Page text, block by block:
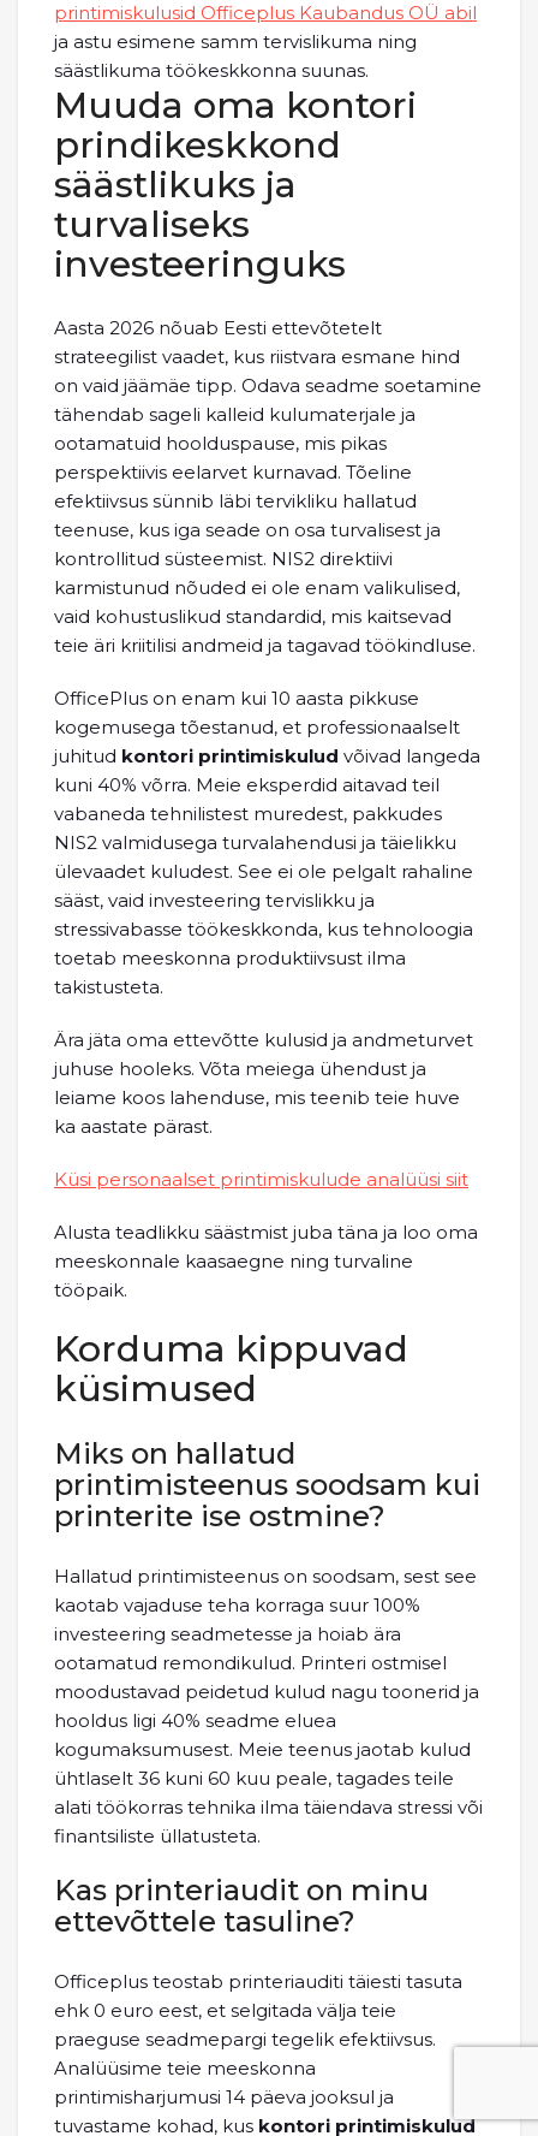
printimiskulusid Officeplus Kaubandus OÜ abil
ja astu esimene samm tervislikuma ning
säästlikuma töökeskkonna suunas.
Muuda oma kontori
prindikeskkond
säästlikuks ja
turvaliseks
investeeringuks
Aasta 2026 nõuab Eesti ettevõtetelt
strateegilist vaadet, kus riistvara esmane hind
on vaid jäämäe tipp. Odava seadme soetamine
tähendab sageli kalleid kulumaterjale ja
ootamatuid hoolduspause, mis pikas
perspektiivis eelarvet kurnavad. Tõeline
efektiivsus sünnib läbi tervikliku hallatud
teenuse, kus iga seade on osa turvalisest ja
kontrollitud süsteemist. NIS2 direktiivi
karmistunud nõuded ei ole enam valikulised,
vaid kohustuslikud standardid, mis kaitsevad
teie äri kriitilisi andmeid ja tagavad töökindluse.
OfficePlus on enam kui 10 aasta pikkuse
kogemusega tõestanud, et professionaalselt
juhitud kontori printimiskulud võivad langeda
kuni 40% võrra. Meie eksperdid aitavad teil
vabaneda tehnilistest muredest, pakkudes
NIS2 valmidusega turvalahendusi ja täielikku
ülevaadet kuludest. See ei ole pelgalt rahaline
sääst, vaid investeering tervislikku ja
stressivabasse töökeskkonda, kus tehnoloogia
toetab meeskonna produktiivsust ilma
takistusteta.
Ära jäta oma ettevõtte kulusid ja andmeturvet
juhuse hooleks. Võta meiega ühendust ja
leiame koos lahenduse, mis teenib teie huve
ka aastate pärast.
Küsi personaalset printimiskulude analüüsi siit
Alusta teadlikku säästmist juba täna ja loo oma
meeskonnale kaasaegne ning turvaline
tööpaik.
Korduma kippuvad
küsimused
Miks on hallatud
printimisteenus soodsam kui
printerite ise ostmine?
Hallatud printimisteenus on soodsam, sest see
kaotab vajaduse teha korraga suur 100%
investeering seadmetesse ja hoiab ära
ootamatud remondikulud. Printeri ostmisel
moodustavad peidetud kulud nagu toonerid ja
hooldus ligi 40% seadme eluea
kogumaksumusest. Meie teenus jaotab kulud
ühtlaselt 36 kuni 60 kuu peale, tagades teile
alati töökorras tehnika ilma täiendava stressi või
finantsiliste üllatusteta.
Kas printeriaudit on minu
ettevõttele tasuline?
Officeplus teostab printeriauditi täiesti tasuta
ehk 0 euro eest, et selgitada välja teie
praeguse seadmepargi tegelik efektiivsus.
Analüüsime teie meeskonna
printimisharjumusi 14 päeva jooksul ja
tuvastame kohad, kus kontori printimiskulud